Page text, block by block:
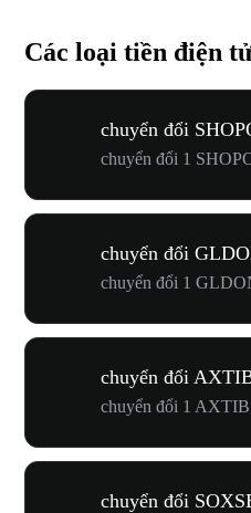
Các loại tiền điện
chuyển đổi
chuyển đổi 1
chuyển đổi
chuyển đổi 1
chuyển đổi
chuyển đổi 1 AXTIB
chuyển đổi